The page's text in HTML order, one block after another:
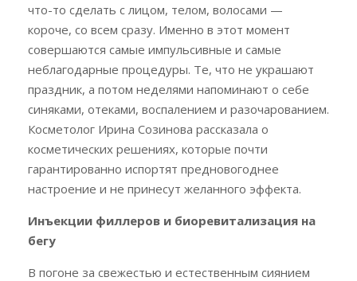
что-то сделать с лицом, телом, волосами —
короче, со всем сразу. Именно в этот момент
совершаются самые импульсивные и самые
неблагодарные процедуры. Те, что не украшают
праздник, а потом неделями напоминают о себе
синяками, отеками, воспалением и разочарованием.
Косметолог Ирина Созинова рассказала о
косметических решениях, которые почти
гарантированно испортят предновогоднее
настроение и не принесут желанного эффекта.
Инъекции филлеров и биоревитализация на
бегу
В погоне за свежестью и естественным сиянием